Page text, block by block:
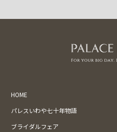
HOME
パレスいわや七十年物語
ブライダルフェア